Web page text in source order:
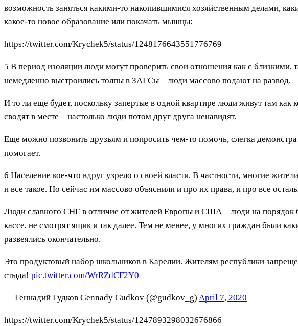
возможность заняться какими-то накопившимися хозяйственным делами,
какое-то новое образование или покачать мышцы:
https://twitter.com/Krychek5/status/1248176643551776769
5 В период изоляции люди могут проверить свои отношения как с
немедленно выстроились толпы в ЗАГСы – люди массово подают на развод.
И то ли еще будет, поскольку запертые в одной квартире люди живут там как
сводят в месте – настолько люди потом друг друга ненавидят.
Еще можно позвонить друзьям и попросить чем-то помочь, слегка
помогает.
6 Население кое-что вдруг узрело о своей власти. В частности, многие
и все такое. Но сейчас им массово объяснили и про их права, и про все
Люди славного СНГ в отличие от жителей Европы и США – люди на порядок
кассе, не смотрят ящик и так далее. Тем не менее, у многих граждан были
развеялись окончательно.
Это продуктовый набор школьников в Карелии. Жителям республики
стыда! pic.twitter.com/WrRZdCF2Y0
— Геннадий Гудков Gennady Gudkov (@gudkov_g) April 7, 2020
https://twitter.com/Krychek5/status/1247893298032676866